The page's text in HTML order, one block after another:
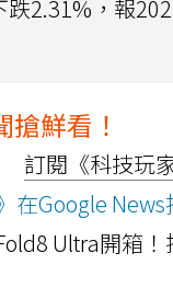
2.31%，報
搶鮮看！
訂閱《科技玩
在Google
Ultra開箱